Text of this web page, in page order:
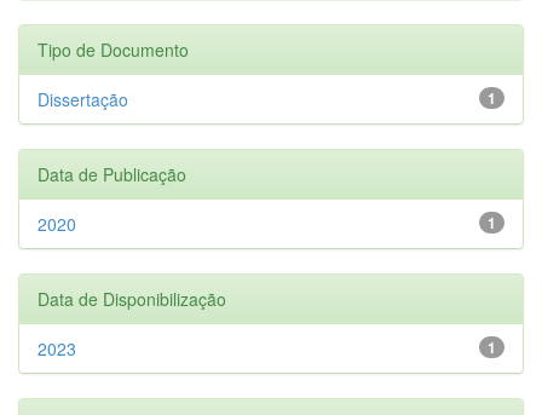
Tipo de Documento
1
Dissertação
Data de Publicação
1
2020
Data de Disponibilização
1
2023